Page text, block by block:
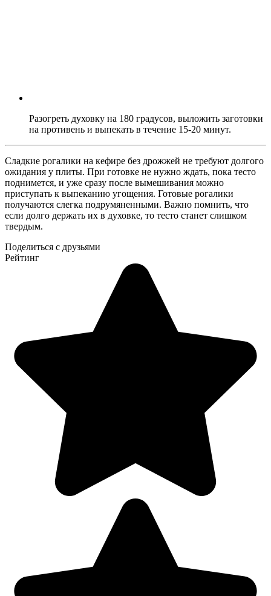
Разогреть духовку на 180 градусов, выложить заготовки
на противень и выпекать в течение 15-20 минут.
Сладкие рогалики на кефире без дрожжей не требуют долгого
ожидания у плиты. При готовке не нужно ждать, пока тесто
поднимется, и уже сразу после вымешивания можно
приступать к выпеканию угощения. Готовые рогалики
получаются слегка подрумяненными. Важно помнить, что
если долго держать их в духовке, то тесто станет слишком
твердым.
Поделиться с друзьями
Рейтинг